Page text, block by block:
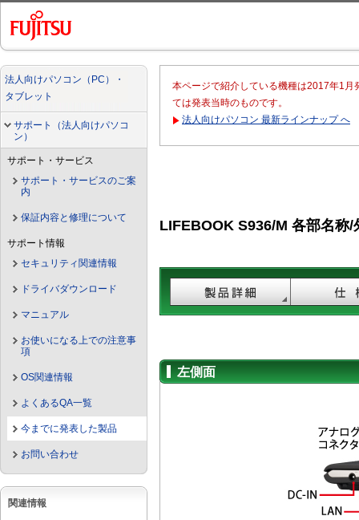
法人向けパソコン（PC）・
タブレット
サポート（法人向けパソコ
ン）
サポート・サービス
サポート・サービスのご案
内
保証内容と修理について
サポート情報
セキュリティ関連情報
ドライバダウンロード
マニュアル
お使いになる上での注意事
項
OS関連情報
よくあるQA一覧
今までに発表した製品
お問い合わせ
関連情報
本ページで紹介している機種は2017年1
ては発表当時のものです。
法人向けパソコン 最新ラインナップ へ
LIFEBOOK S936/M 各部名称/
左側面